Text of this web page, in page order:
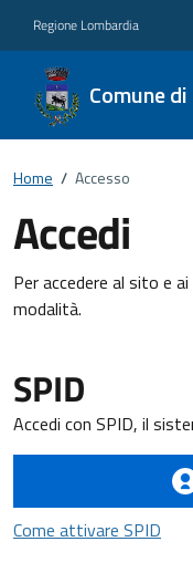
Regione Lombardia
Comune
Home / Accesso
Accedi
Per accedere al sito e
modalità.
SPID
Accedi con SPID, il
Come attivare SPID